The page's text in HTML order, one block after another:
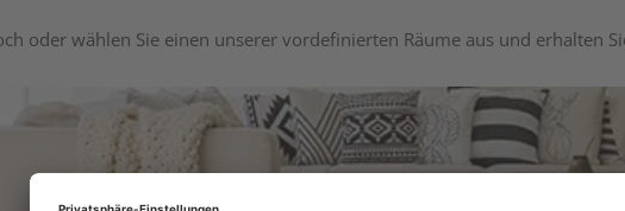
oder wählen Sie einen unserer vordefinierten Räume aus und erhalten